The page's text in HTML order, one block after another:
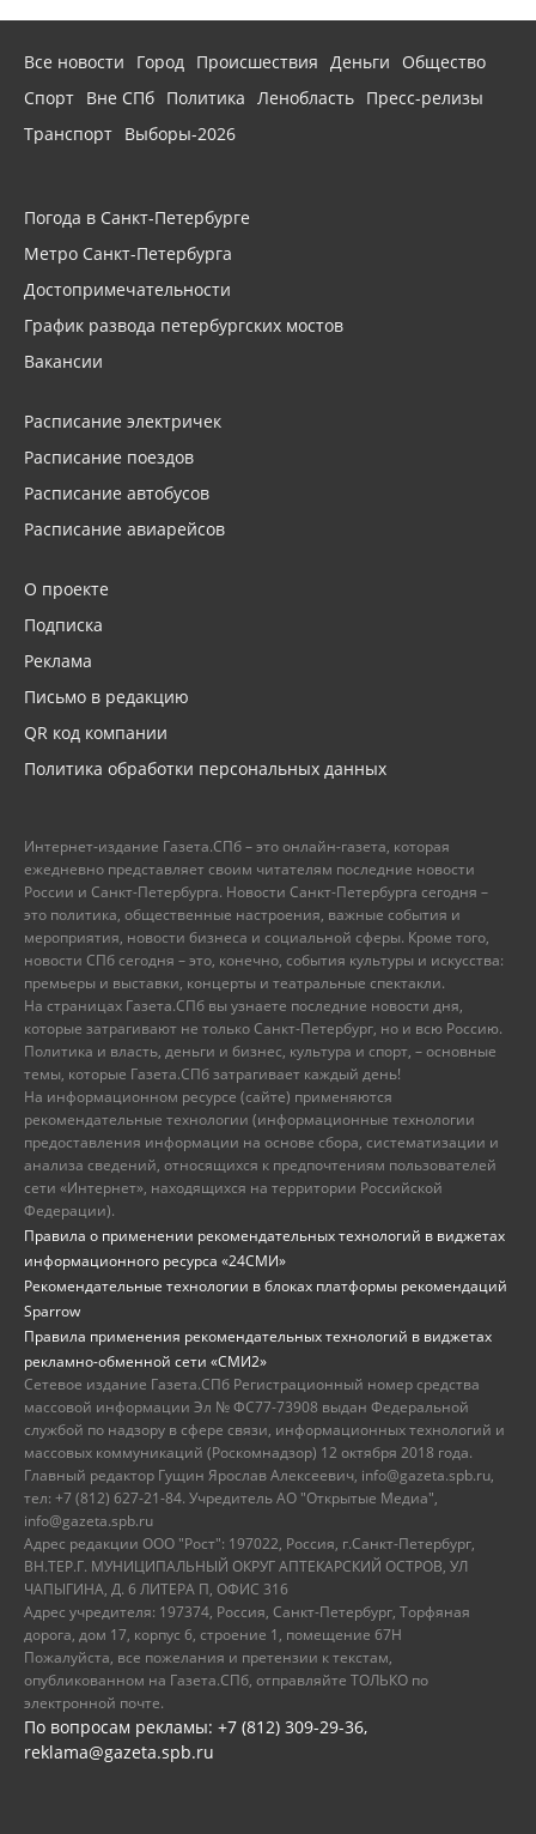
Все новости Город Происшествия Деньги
Общество
Спорт Вне СПб Политика Ленобласть Пресс-релизы
Транспорт Выборы-2026
Погода в Санкт-Петербурге
Метро Санкт-Петербурга
Достопримечательности
График развода петербургских мостов
Вакансии
Расписание электричек
Расписание поездов
Расписание автобусов
Расписание авиарейсов
О проекте
Подписка
Реклама
Письмо в редакцию
QR код компании
Политика обработки персональных данных
Интернет-издание Газета.СПб – это онлайн-газета, которая
ежедневно представляет своим читателям последние новости
России и Санкт-Петербурга. Новости Санкт-Петербурга сегодня –
это политика, общественные настроения, важные события и
мероприятия, новости бизнеса и социальной сферы. Кроме того,
новости СПб сегодня – это, конечно, события культуры и искусства:
премьеры и выставки, концерты и театральные спектакли.
На страницах Газета.СПб вы узнаете последние новости дня,
которые затрагивают не только Санкт-Петербург, но и всю Россию.
Политика и власть, деньги и бизнес, культура и спорт, – основные
темы, которые Газета.СПб затрагивает каждый день!
На информационном ресурсе (сайте) применяются
рекомендательные технологии (информационные технологии
предоставления информации на основе сбора, систематизации и
анализа сведений, относящихся к предпочтениям пользователей
сети «Интернет», находящихся на территории Российской
Федерации).
Правила о применении рекомендательных технологий в виджетах
информационного ресурса «24СМИ»
Рекомендательные технологии в блоках платформы рекомендаций
Sparrow
Правила применения рекомендательных технологий в виджетах
рекламно-обменной сети «СМИ2»
Сетевое издание Газета.СПб Регистрационный номер средства
массовой информации Эл № ФС77-73908 выдан Федеральной
службой по надзору в сфере связи, информационных технологий и
массовых коммуникаций (Роскомнадзор) 12 октября 2018 года.
Главный редактор Гущин Ярослав Алексеевич, info@gazeta.spb.ru,
тел: +7 (812) 627-21-84. Учредитель АО "Открытые Медиа",
info@gazeta.spb.ru
Адрес редакции ООО "Рост": 197022, Россия, г.Санкт-Петербург,
ВН.ТЕР.Г. МУНИЦИПАЛЬНЫЙ ОКРУГ АПТЕКАРСКИЙ ОСТРОВ, УЛ
ЧАПЫГИНА, Д. 6 ЛИТЕРА П, ОФИС 316
Адрес учредителя: 197374, Россия, Санкт-Петербург, Торфяная
дорога, дом 17, корпус 6, строение 1, помещение 67Н
Пожалуйста, все пожелания и претензии к текстам,
опубликованном на Газета.СПб, отправляйте ТОЛЬКО по
электронной почте.
По вопросам рекламы: +7 (812) 309-29-36,
reklama@gazeta.spb.ru